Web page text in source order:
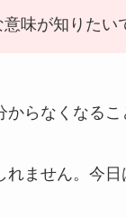
味が知りたい
らなくなるこ
ません。今